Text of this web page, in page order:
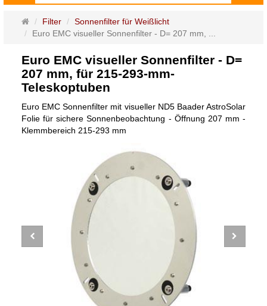
Startseite
Filter
Sonnenfilter für Weißlicht
Euro EMC visueller Sonnenfilter - D= 207 mm, ...
Euro EMC visueller Sonnenfilter - D=
207 mm, für 215-293-mm-
Teleskoptuben
Euro EMC Sonnenfilter mit visueller ND5 Baader AstroSolar
Folie für sichere Sonnenbeobachtung - Öffnung 207 mm -
Klemmbereich 215-293 mm